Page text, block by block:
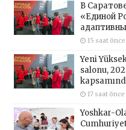
В
«Единой
15 saat önce
Yeni
salonu,
17 saat önce
Yoshkar-